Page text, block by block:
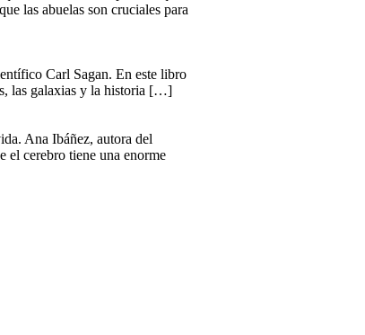
las abuelas son cruciales para
Carl Sagan. En este libro
las galaxias y la historia […]
Ana Ibáñez, autora del
el cerebro tiene una enorme